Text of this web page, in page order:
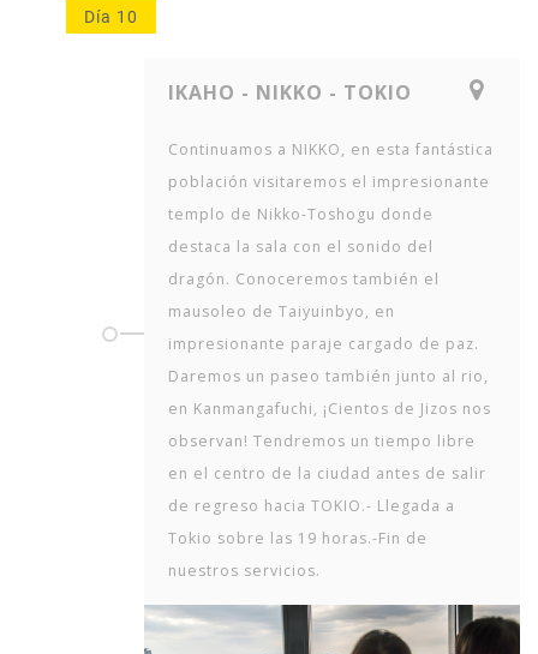
Día 10
IKAHO - NIKKO - TOKIO
Continuamos a NIKKO, en esta fantástica
población visitaremos el impresionante
templo de Nikko-Toshogu donde
destaca la sala con el sonido del
dragón. Conoceremos también el
mausoleo de Taiyuinbyo, en
impresionante paraje cargado de paz.
Daremos un paseo también junto al rio,
en Kanmangafuchi, ¡Cientos de Jizos nos
observan! Tendremos un tiempo libre
en el centro de la ciudad antes de salir
de regreso hacia TOKIO.- Llegada a
Tokio sobre las 19 horas.-Fin de
nuestros servicios.